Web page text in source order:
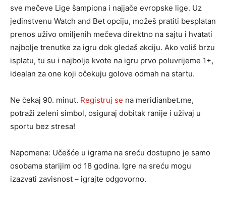
sve mečeve Lige šampiona i najjače evropske lige. Uz
jedinstvenu Watch and Bet opciju, možeš pratiti besplatan
prenos uživo omiljenih mečeva direktno na sajtu i hvatati
najbolje trenutke za igru dok gledaš akciju. Ako voliš brzu
isplatu, tu su i najbolje kvote na igru prvo poluvrijeme 1+,
idealan za one koji očekuju golove odmah na startu.
Ne čekaj 90. minut. Registruj se na meridianbet.me,
potraži zeleni simbol, osiguraj dobitak ranije i uživaj u
sportu bez stresa!
Napomena: Učešće u igrama na sreću dostupno je samo
osobama starijim od 18 godina. Igre na sreću mogu
izazvati zavisnost – igrajte odgovorno.